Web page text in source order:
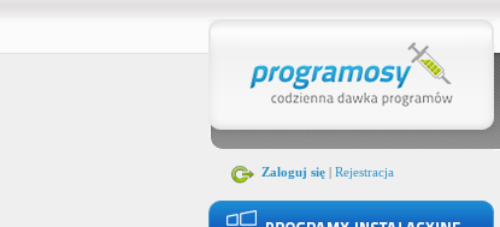
Zaloguj się| Rejestracja